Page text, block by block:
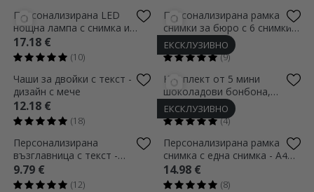
Персонализирана LED
нощна лампа с снимка и
послание
17.18 €
(10)
ЕКСКЛУЗИВНО
Персонализирана рамка за
снимки за бюро с 6 снимки и
текст - модел LOVE
13.98 €
(9)
Чаши за двойки с текст -
дизайн с мече
12.18 €
(18)
ЕКСКЛУЗИВНО
Комплект от 5 мини
шоколадови бонбона,
персонализирани с
фотографии, QR код и текст
- За някой специ
6.59 €
(4)
Персонализирана
възглавница с текст -
Авокадова любов
9.79 €
(12)
Персонализирана рамка за
снимка с една снимка - A4
хоризонтална
14.98 €
(8)